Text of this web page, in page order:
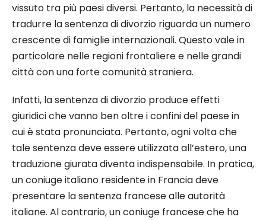
vissuto tra più paesi diversi. Pertanto, la necessità di
tradurre la sentenza di divorzio riguarda un numero
crescente di famiglie internazionali. Questo vale in
particolare nelle regioni frontaliere e nelle grandi
città con una forte comunità straniera.
Infatti, la sentenza di divorzio produce effetti
giuridici che vanno ben oltre i confini del paese in
cui è stata pronunciata. Pertanto, ogni volta che
tale sentenza deve essere utilizzata all’estero, una
traduzione giurata diventa indispensabile. In pratica,
un coniuge italiano residente in Francia deve
presentare la sentenza francese alle autorità
italiane. Al contrario, un coniuge francese che ha